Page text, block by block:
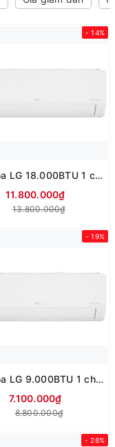
- 14%
Điều hòa LG 18.000BTU 1 chiều Inverter IEC18M2 mới 2026
11.800.000₫
13.800.000₫
- 19%
Điều hòa LG 9.000BTU 1 chiều Inverter IEC09M2 mới 2026
7.100.000₫
8.800.000₫
- 28%